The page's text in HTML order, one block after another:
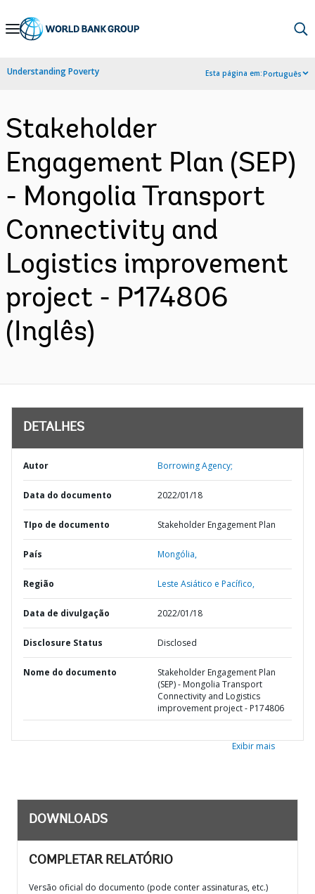
Skip
Navigation
Understanding Poverty Esta página em:Português
Stakeholder
Engagement Plan (SEP)
- Mongolia Transport
Connectivity and
Logistics improvement
project - P174806
(Inglês)
DETALHES
Autor Borrowing Agency;
Data do documento 2022/01/18
TIpo de documento Stakeholder Engagement Plan
País Mongólia,
Região Leste Asiático e Pacífico,
Data de divulgação 2022/01/18
Disclosure Status Disclosed
Nome do documento
Stakeholder Engagement Plan
(SEP) - Mongolia Transport
Connectivity and Logistics
improvement project - P174806
Exibir mais
DOWNLOADS
COMPLETAR RELATÓRIO
Versão oficial do documento (pode conter assinaturas, etc.)